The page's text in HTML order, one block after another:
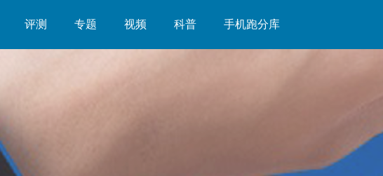
评测 专题 视频 科普 手机跑分库